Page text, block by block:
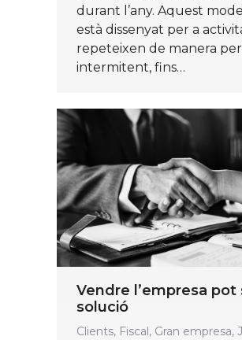
durant l’any. Aquest
està dissenyat per a
repeteixen de manera
intermitent, fins…
Vendre l’empresa pot
solució
Clients, Fiscal, Gran empresa,